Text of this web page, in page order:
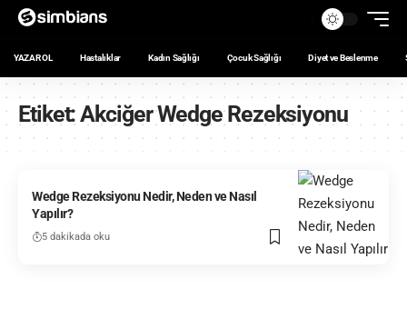
YAZAR OL Hastalıklar Kadın Sağlığı Çocuk Sağlığı Diyet ve Beslenme
Etiket:Akciğer Wedge Rezeksiyonu
Wedge Rezeksiyonu Nedir, Neden ve Nasıl
Yapılır?
5 dakikada oku